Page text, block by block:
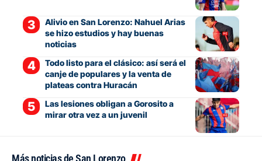
Alivio en San Lorenzo: Nahuel Arias
se hizo estudios y hay buenas
noticias
Todo listo para el clásico: así será el
canje de populares y la venta de
plateas contra Huracán
Las lesiones obligan a Gorosito a
mirar otra vez a un juvenil
Más noticias de San Lorenzo